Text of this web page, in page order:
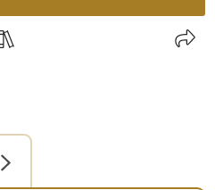
Faksimile-Editionen (1)